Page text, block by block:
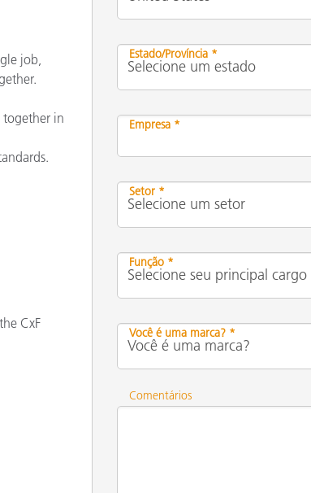
job,
together in
CxF
Estado/Província *
Empresa *
Setor *
Função *
Você é uma marca? *
Comentários